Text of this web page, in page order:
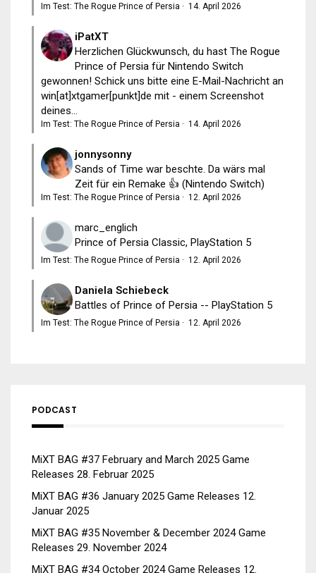
Im Test: The Rogue Prince of Persia · 14. April 2026
iPatXT
Herzlichen Glückwunsch, du hast The Rogue
Prince of Persia für Nintendo Switch
gewonnen! Schick uns bitte eine E-Mail-Nachricht an
win[at]xtgamer[punkt]de mit - einem Screenshot
deines...
Im Test: The Rogue Prince of Persia · 14. April 2026
jonnysonny
Sands of Time war beschte. Da wärs mal
Zeit für ein Remake 👍 (Nintendo Switch)
Im Test: The Rogue Prince of Persia · 12. April 2026
marc_englich
Prince of Persia Classic, PlayStation 5
Im Test: The Rogue Prince of Persia · 12. April 2026
Daniela Schiebeck
Battles of Prince of Persia -- PlayStation 5
Im Test: The Rogue Prince of Persia · 12. April 2026
PODCAST
MiXT BAG #37 February and March 2025 Game
Releases 28. Februar 2025
MiXT BAG #36 January 2025 Game Releases 12.
Januar 2025
MiXT BAG #35 November & December 2024 Game
Releases 29. November 2024
MiXT BAG #34 October 2024 Game Releases 12.